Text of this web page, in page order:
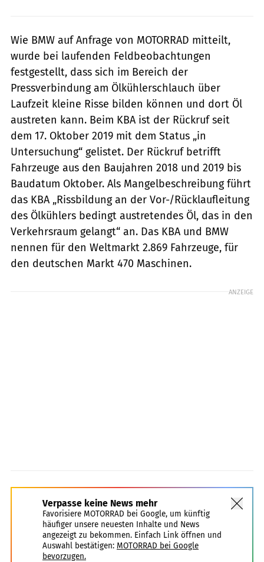
Wie BMW auf Anfrage von MOTORRAD mitteilt,
wurde bei laufenden Feldbeobachtungen
festgestellt, dass sich im Bereich der
Pressverbindung am Ölkühlerschlauch über
Laufzeit kleine Risse bilden können und dort Öl
austreten kann. Beim KBA ist der Rückruf seit
dem 17. Oktober 2019 mit dem Status „in
Untersuchung“ gelistet. Der Rückruf betrifft
Fahrzeuge aus den Baujahren 2018 und 2019 bis
Baudatum Oktober. Als Mangelbeschreibung führt
das KBA „Rissbildung an der Vor-/Rücklaufleitung
des Ölkühlers bedingt austretendes Öl, das in den
Verkehrsraum gelangt“ an. Das KBA und BMW
nennen für den Weltmarkt 2.869 Fahrzeuge, für
den deutschen Markt 470 Maschinen.
ANZEIGE
Verpasse keine News mehr
Favorisiere MOTORRAD bei Google, um künftig
häufiger unsere neuesten Inhalte und News
angezeigt zu bekommen. Einfach Link öffnen und
Auswahl bestätigen: MOTORRAD bei Google
bevorzugen.